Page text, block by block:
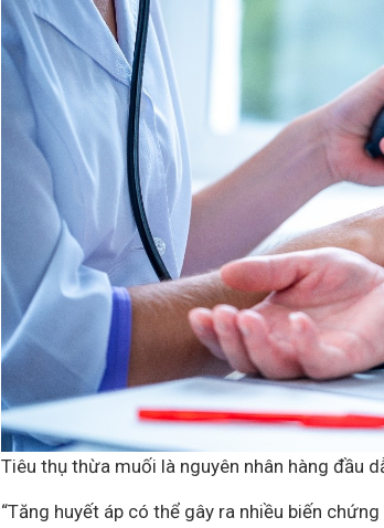
Tiêu thụ thừa muối là nguyên nhân hàng đầu
“Tăng huyết áp có thể gây ra nhiều biến